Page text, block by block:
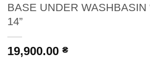
BASE UNDER WASHBASIN
14”
19,900.00 ₴